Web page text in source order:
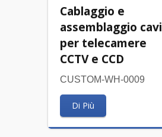
Cablaggio e
assemblaggio cavi
per telecamere
CCTV e CCD
CUSTOM-WH-0009
Di Più